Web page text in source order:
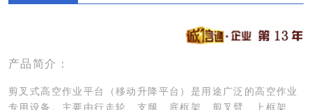
产品简介：
剪叉式高空作业平台（移动升降平台）是用途广泛的高空作业
专用设备。主要由行走轮、支腿、底框架、剪叉臂、上框架、